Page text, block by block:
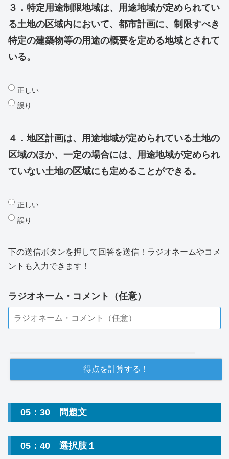
３．特定用途制限地域は、用途地域が定められてい
る土地の区域内において、都市計画に、制限すべき
特定の建築物等の用途の概要を定める地域とされて
いる。
正しい
誤り
４．地区計画は、用途地域が定められている土地の
区域のほか、一定の場合には、用途地域が定められ
ていない土地の区域にも定めることができる。
正しい
誤り
下の送信ボタンを押して回答を送信！ラジオネームやコメ
ントも入力できます！
ラジオネーム・コメント（任意）
05：30 問題文
05：40 選択肢１